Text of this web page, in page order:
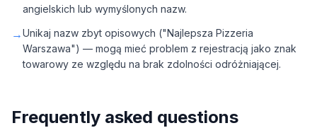
angielskich lub wymyślonych nazw.
→Unikaj nazw zbyt opisowych ("Najlepsza Pizzeria
Warszawa") — mogą mieć problem z rejestracją jako znak
towarowy ze względu na brak zdolności odróżniającej.
Frequently asked questions